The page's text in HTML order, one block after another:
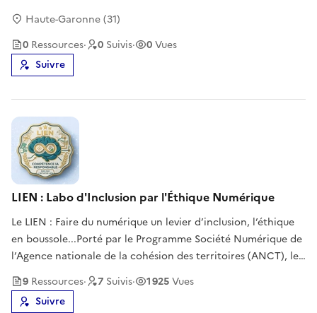
Haute-Garonne (31)
0 Ressources· 0 Suivis· 0Vues
Suivre
LIEN : Labo d'Inclusion par l'Éthique Numérique
Le LIEN : Faire du numérique un levier d’inclusion, l’éthique
en boussole...Porté par le Programme Société Numérique de
l’Agence nationale de la cohésion des territoires (ANCT), le
Labo d’Inclusion par l’Éthique Numérique (LIEN) n’est pas
qu’un acronyme bien trouvé ; c’est le trait d’union indispens
9 Ressources· 7 Suivis· 1 925Vues
Suivre